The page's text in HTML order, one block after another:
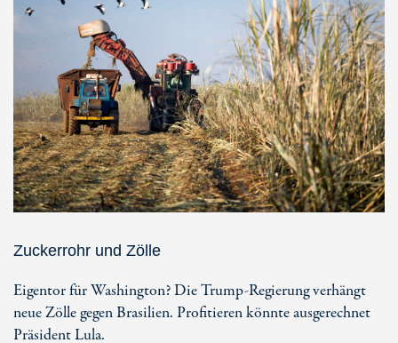
Zuckerrohr und Zölle
Eigentor für Washington? Die Trump-Regierung verhängt
neue Zölle gegen Brasilien. Profitieren könnte ausgerechnet
Präsident Lula.